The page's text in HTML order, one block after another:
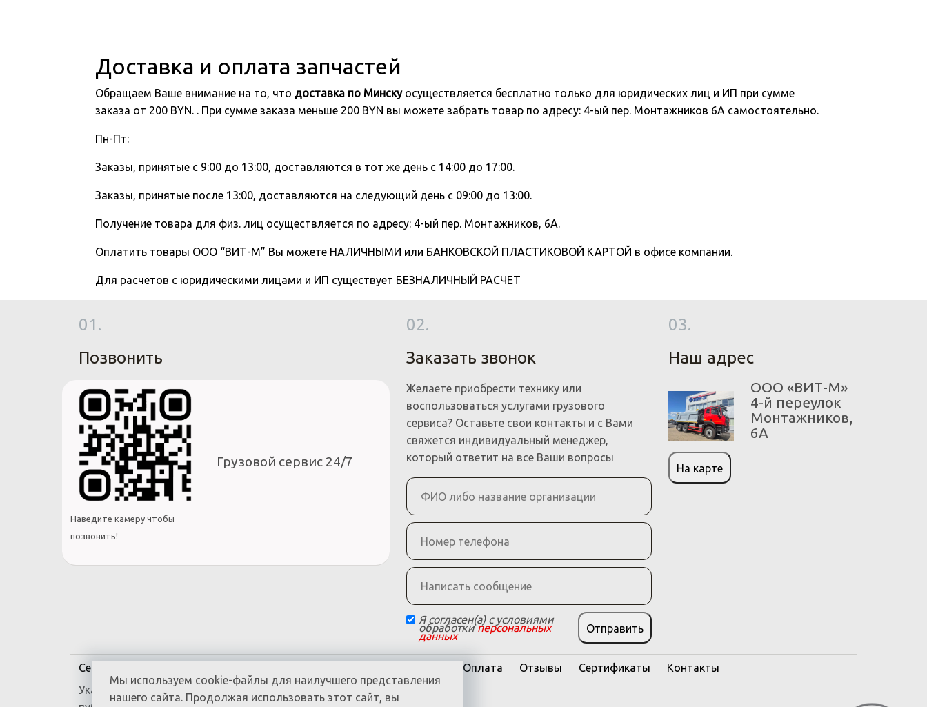
Доставка и оплата запчастей
Обращаем Ваше внимание на то, что доставка по Минскуосуществляется бесплатно только для юридических лиц и ИП при сумме
заказа от 200 BYN. . При сумме заказа меньше 200 BYN вы можете забрать товар по адресу: 4-ый пер. Монтажников 6А самостоятельно.
Пн-Пт:
Заказы, принятые с 9:00 до 13:00, доставляются в тот же день с 14:00 до 17:00.
Заказы, принятые после 13:00, доставляются на следующий день с 09:00 до 13:00.
Получение товара для физ. лиц осуществляется по адресу: 4-ый пер. Монтажников, 6А.
Оплатить товары ООО “ВИТ-М” Вы можете НАЛИЧНЫМИ или БАНКОВСКОЙ ПЛАСТИКОВОЙ КАРТОЙ в офисе компании.
Для расчетов с юридическими лицами и ИП существует БЕЗНАЛИЧНЫЙ РАСЧЕТ
01.
Позвонить
Наведите камеру чтобы
позвонить!
Грузовой сервис 24/7
02.
Заказать звонок
Желаете приобрести технику или
воспользоваться услугами грузового
сервиса? Оставьте свои контакты и с Вами
свяжется индивидуальный менеджер,
который ответит на все Ваши вопросы
Я согласен(а) с условиями
обработкиперсональных
данных
Отправить
03.
Наш адрес
ООО «ВИТ-М»
4-й переулок
Монтажников,
6А
На карте
Седельные тягачи SANY Оплата Отзывы Сертификаты
Контакты
Указанная на сайте информация не является
Мы используем cookie-файлы для наилучшего представления
нашего сайта. Продолжая использовать этот сайт, вы